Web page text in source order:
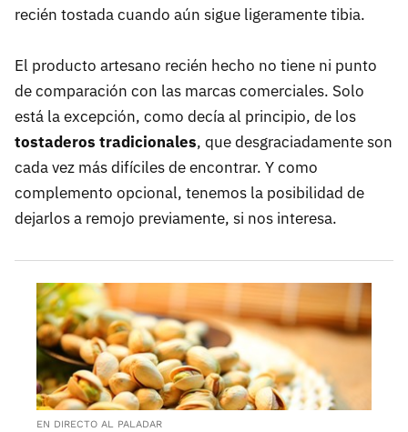
recién tostada cuando aún sigue ligeramente tibia.
El producto artesano recién hecho no tiene ni punto
de comparación con las marcas comerciales. Solo
está la excepción, como decía al principio, de los
tostaderos tradicionales, que desgraciadamente son
cada vez más difíciles de encontrar. Y como
complemento opcional, tenemos la posibilidad de
dejarlos a remojo previamente, si nos interesa.
EN DIRECTO AL PALADAR